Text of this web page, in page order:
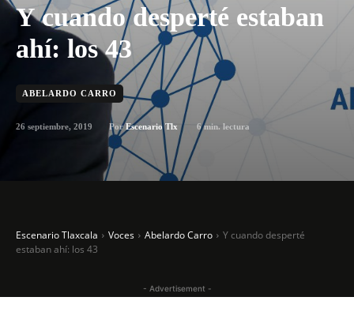
Y cuando desperté estaban
ahí: los 43
ABELARDO CARRO
26 septiembre, 2019 Por Escenario Tlx 6min. lectura
Escenario Tlaxcala Voces Abelardo Carro
Y cuando desperté
estaban ahí: los 43
- Advertisement -